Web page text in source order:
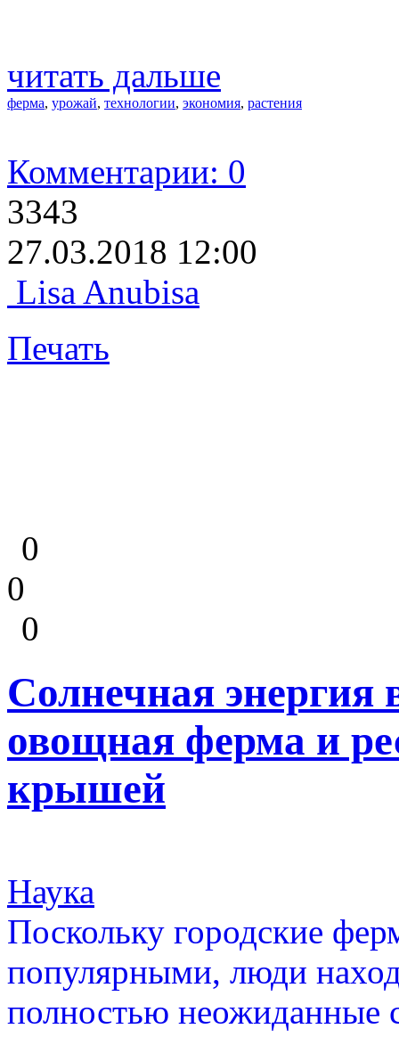
читать дальше
ферма, урожай, технологии, экономия, растения
Комментарии: 0
3343
27.03.2018 12:00
Lisa Anubisa
Печать
0
0
0
Солнечная энергия
овощная ферма и
крышей
Наука
Поскольку городские
популярными, люди
полностью неожиданные